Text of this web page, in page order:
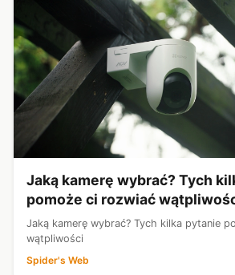
Jaką kamerę wybrać? Tych
pomoże ci rozwiać
Jaką kamerę wybrać? Tych kilka pytanie
wątpliwości
Spider's Web